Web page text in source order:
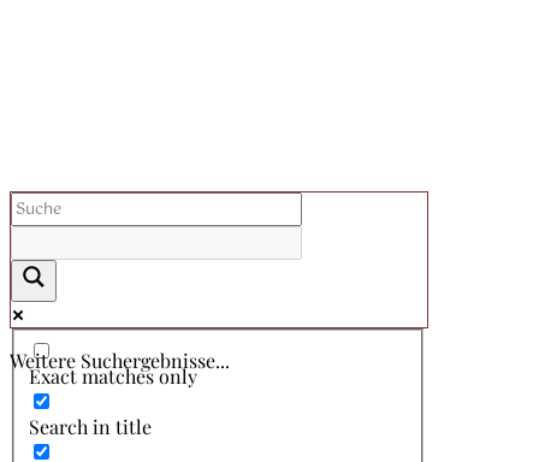
Weitere Suchergebnisse...
Exact matches only
Search in title